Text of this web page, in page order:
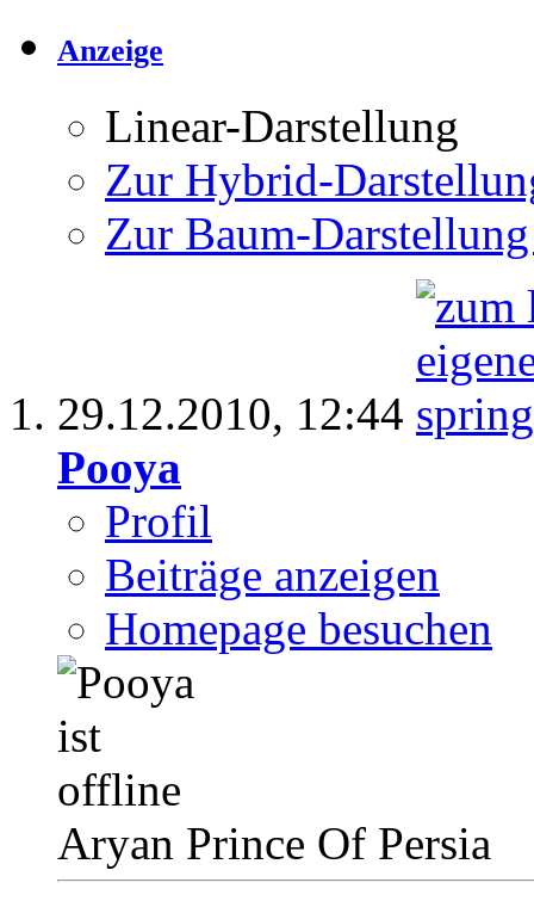
Anzeige
Linear-Darstellung
Zur Hybrid-
Zur Baum-
29.12.2010, 12:44
Pooya
Profil
Beiträge anzeigen
Homepage besuchen
Aryan Prince Of Persia